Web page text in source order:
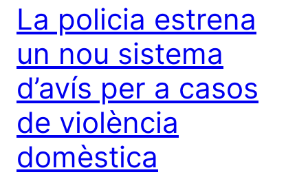
La policia estrena
un nou sistema
d’avís per a casos
de violència
domèstica